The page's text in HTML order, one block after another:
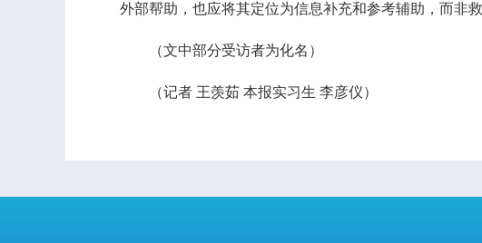
外部帮助，也应将其定位为信息补充和参考辅助，而非
（文中部分受访者为化名）
（记者 王羡茹 本报实习生 李彦仪）